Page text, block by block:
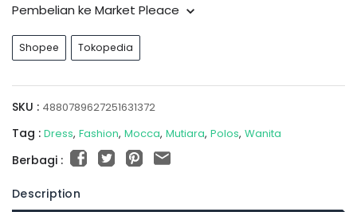
Pembelian ke Market Pleace
Shopee Tokopedia
SKU : 4880789627251631372
Tag : Dress Fashion Mocca Mutiara Polos Wanita
Berbagi :
Description